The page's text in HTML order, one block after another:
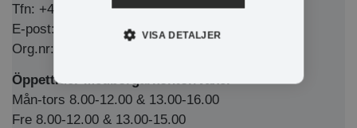
Tfn: +46 (0)571-281 00
E-post: kommun@eda.se
Org.nr: 212000-1769
Öppettider Medborgarkontor/växel
Mån-tors 8.00-12.00 & 13.00-16.00
Fre 8.00-12.00 & 13.00-15.00
VISA DETALJER